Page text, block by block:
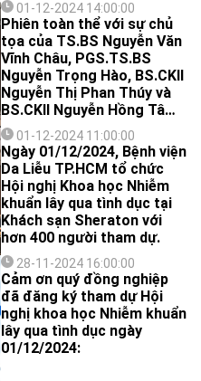
01-12-2024 14:00:00
Phiên toàn thể với sự chủ
tọa của TS.BS Nguyễn Văn
Vĩnh Châu, PGS.TS.BS
Nguyễn Trọng Hào, BS.CKII
Nguyễn Thị Phan Thúy và
BS.CKII Nguyễn Hồng Tâm
đã diễn ra thành công, thu
hút đông đảo sự quan tâm
của các đồng nghiệp. Nhiều
báo cáo chuyên sâu, hấp
dẫn từ các chuyên gia hàng
đầu trong lĩnh vực nhiễm
khuẩn lây qua tình dục
(STIs) đã mang đến không
khí sôi nổi.
01-12-2024 11:00:00
Ngày 01/12/2024, Bệnh viện
Da Liễu TP.HCM tổ chức
Hội nghị Khoa học Nhiễm
khuẩn lây qua tình dục tại
Khách sạn Sheraton với
hơn 400 người tham dự.
28-11-2024 16:00:00
Cảm ơn quý đồng nghiệp
đã đăng ký tham dự Hội
nghị khoa học Nhiễm khuẩn
lây qua tình dục ngày
01/12/2024: